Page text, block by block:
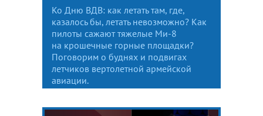
Ко Дню ВДВ: как летать там, где,
казалось бы, летать невозможно? Как
пилоты сажают тяжелые Ми-8
на крошечные горные площадки?
Поговорим о буднях и подвигах
летчиков вертолетной армейской
авиации.